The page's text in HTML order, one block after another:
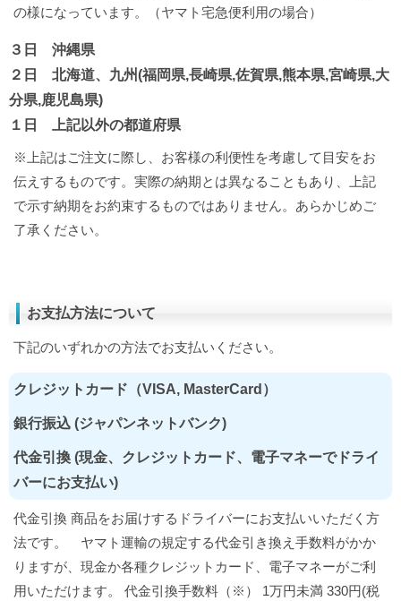
の様になっています。（ヤマト宅急便利用の場合）
３日 沖縄県
２日 北海道、九州(福岡県,長崎県,佐賀県,熊本県,宮崎県,大
分県,鹿児島県)
１日 上記以外の都道府県
※上記はご注文に際し、お客様の利便性を考慮して目安をお
伝えするものです。実際の納期とは異なることもあり、上記
で示す納期をお約束するものではありません。あらかじめご
了承ください。
お支払方法について
下記のいずれかの方法でお支払いください。
クレジットカード（VISA, MasterCard）
銀行振込 (ジャパンネットバンク)
代金引換 (現金、クレジットカード、電子マネーでドライ
バーにお支払い)
代金引換 商品をお届けするドライバーにお支払いいただく方
法です。 ヤマト運輸の規定する代金引き換え手数料がかか
りますが、現金か各種クレジットカード、電子マネーがご利
用いただけます。 代金引換手数料（※） 1万円未満 330円(税